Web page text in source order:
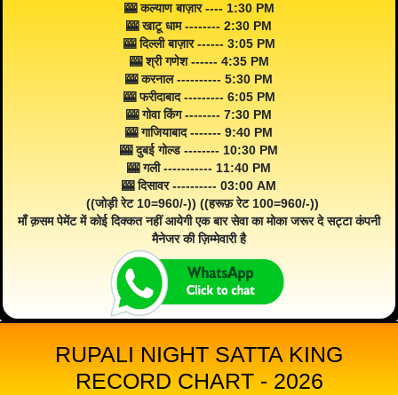
🎰 कल्याण बाज़ार ---- 1:30 PM
🎰 खाटू धाम -------- 2:30 PM
🎰 दिल्ली बाज़ार ------ 3:05 PM
🎰 श्री गणेश ------ 4:35 PM
🎰 करनाल ---------- 5:30 PM
🎰 फरीदाबाद --------- 6:05 PM
🎰 गोवा किंग -------- 7:30 PM
🎰 गाजियाबाद ------- 9:40 PM
🎰 दुबई गोल्ड -------- 10:30 PM
🎰 गली ----------- 11:40 PM
🎰 दिसावर ---------- 03:00 AM
((जोड़ी रेट 10=960/-)) ((हरूफ़ रेट 100=960/-))
माँ क़सम पेमेंट में कोई दिक्कत नहीं आयेगी एक बार सेवा का मोका जरूर दे सट्टा कंपनी
मैनेजर की ज़िम्मेवारी है
RUPALI NIGHT SATTA KING
RECORD CHART - 2026